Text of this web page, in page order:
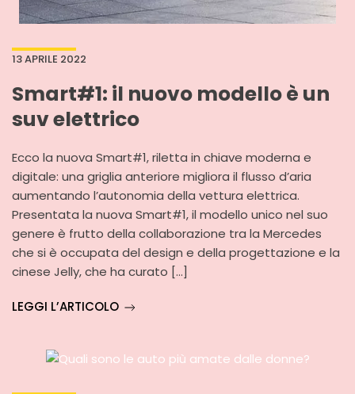
13 APRILE 2022
Smart#1: il nuovo modello è un
suv elettrico
Ecco la nuova Smart#1, riletta in chiave moderna e
digitale: una griglia anteriore migliora il flusso d’aria
aumentando l’autonomia della vettura elettrica.
Presentata la nuova Smart#1, il modello unico nel suo
genere è frutto della collaborazione tra la Mercedes
che si è occupata del design e della progettazione e la
cinese Jelly, che ha curato […]
LEGGI L’ARTICOLO